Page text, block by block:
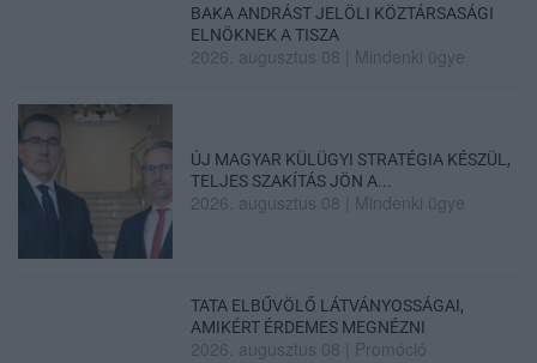
BAKA ANDRÁST JELÖLI KÖZTÁRSASÁGI
ELNÖKNEK A TISZA
2026. augusztus 08 Mindenki ügye
ÚJ MAGYAR KÜLÜGYI STRATÉGIA KÉSZÜL,
TELJES SZAKÍTÁS JÖN A...
2026. augusztus 08 Mindenki ügye
TATA ELBŰVÖLŐ LÁTVÁNYOSSÁGAI,
AMIKÉRT ÉRDEMES MEGNÉZNI
2026. augusztus 08 Promóció